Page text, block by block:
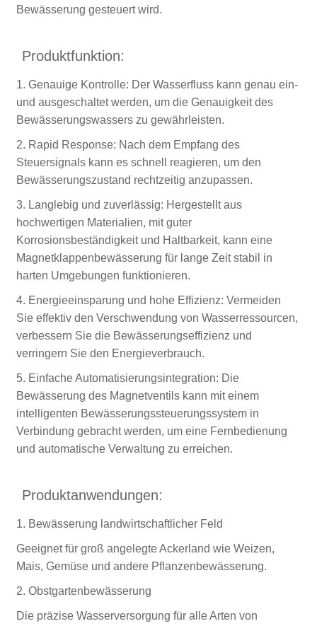
Bewässerung gesteuert wird.
Produktfunktion:
1. Genauige Kontrolle: Der Wasserfluss kann genau ein-
und ausgeschaltet werden, um die Genauigkeit des
Bewässerungswassers zu gewährleisten.
2. Rapid Response: Nach dem Empfang des
Steuersignals kann es schnell reagieren, um den
Bewässerungszustand rechtzeitig anzupassen.
3. Langlebig und zuverlässig: Hergestellt aus
hochwertigen Materialien, mit guter
Korrosionsbeständigkeit und Haltbarkeit, kann eine
Magnetklappenbewässerung für lange Zeit stabil in
harten Umgebungen funktionieren.
4. Energieeinsparung und hohe Effizienz: Vermeiden
Sie effektiv den Verschwendung von Wasserressourcen,
verbessern Sie die Bewässerungseffizienz und
verringern Sie den Energieverbrauch.
5. Einfache Automatisierungsintegration: Die
Bewässerung des Magnetventils kann mit einem
intelligenten Bewässerungssteuerungssystem in
Verbindung gebracht werden, um eine Fernbedienung
und automatische Verwaltung zu erreichen.
Produktanwendungen:
1. Bewässerung landwirtschaftlicher Feld
Geeignet für groß angelegte Ackerland wie Weizen,
Mais, Gemüse und andere Pflanzenbewässerung.
2. Obstgartenbewässerung
Die präzise Wasserversorgung für alle Arten von